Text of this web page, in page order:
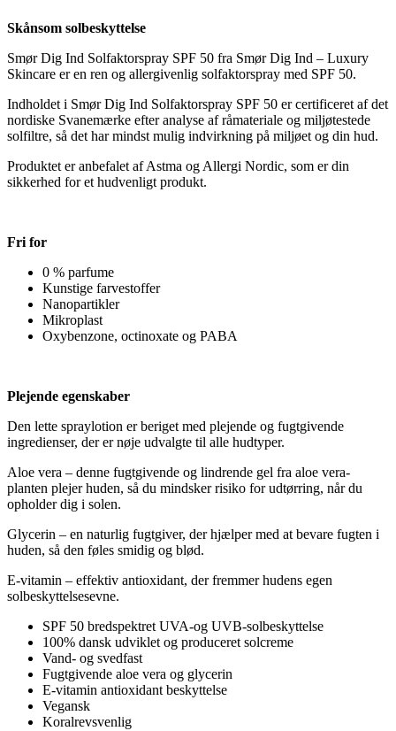
Skånsom solbeskyttelse
Smør Dig Ind Solfaktorspray SPF 50 fra Smør Dig Ind – Luxury
Skincare er en ren og allergivenlig solfaktorspray med SPF 50.
Indholdet i Smør Dig Ind Solfaktorspray SPF 50 er certificeret af det
nordiske Svanemærke efter analyse af råmateriale og miljøtestede
solfiltre, så det har mindst mulig indvirkning på miljøet og din hud.
Produktet er anbefalet af Astma og Allergi Nordic, som er din
sikkerhed for et hudvenligt produkt.
Fri for
0 % parfume
Kunstige farvestoffer
Nanopartikler
Mikroplast
Oxybenzone, octinoxate og PABA
Plejende egenskaber
Den lette spraylotion er beriget med plejende og fugtgivende
ingredienser, der er nøje udvalgte til alle hudtyper.
Aloe vera – denne fugtgivende og lindrende gel fra aloe vera-
planten plejer huden, så du mindsker risiko for udtørring, når du
opholder dig i solen.
Glycerin – en naturlig fugtgiver, der hjælper med at bevare fugten i
huden, så den føles smidig og blød.
E-vitamin – effektiv antioxidant, der fremmer hudens egen
solbeskyttelsesevne.
SPF 50 bredspektret UVA-og UVB-solbeskyttelse
100% dansk udviklet og produceret solcreme
Vand- og svedfast
Fugtgivende aloe vera og glycerin
E-vitamin antioxidant beskyttelse
Vegansk
Koralrevsvenlig